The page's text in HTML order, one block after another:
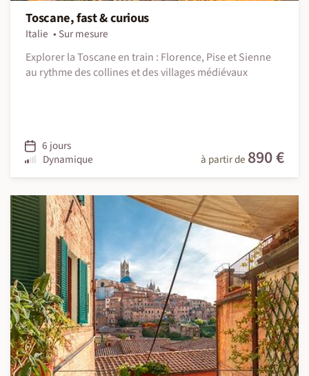
Toscane, fast & curious
Italie
Sur mesure
Explorer la Toscane en train : Florence, Pise et Sienne
au rythme des collines et des villages médiévaux
6 jours
Dynamique
à partir de 890 €